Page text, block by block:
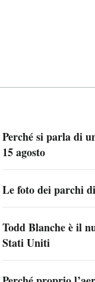
Perché si parla di
15 agosto
Le foto dei parchi
Todd Blanche è il
Stati Uniti